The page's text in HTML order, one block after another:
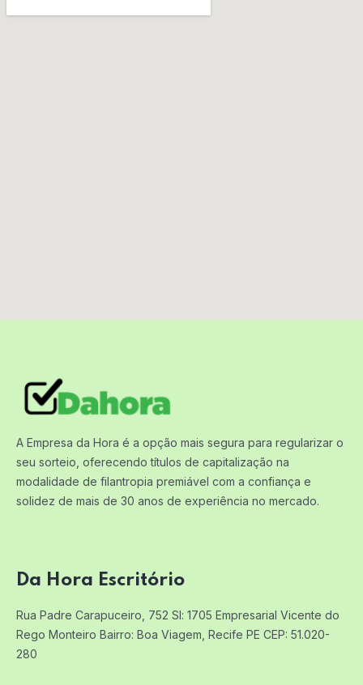
A Empresa da Hora é a opção mais segura para regularizar o
seu sorteio, oferecendo títulos de capitalização na
modalidade de filantropia premiável com a confiança e
solidez de mais de 30 anos de experiência no mercado.
Da Hora Escritório
Rua Padre Carapuceiro, 752 Sl: 1705 Empresarial Vicente do
Rego Monteiro Bairro: Boa Viagem, Recife PE CEP: 51.020-
280